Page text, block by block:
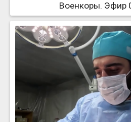
Военкоры. Эфир